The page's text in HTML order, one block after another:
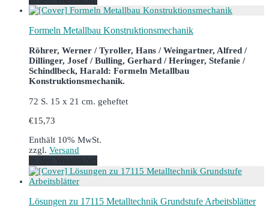
Formeln Metallbau Konstruktionsmechanik
Röhrer, Werner / Tyroller, Hans / Weingartner, Alfred /
Dillinger, Josef / Bulling, Gerhard / Heringer, Stefanie /
Schindlbeck, Harald: Formeln Metallbau
Konstruktionsmechanik.
72 S. 15 x 21 cm. geheftet
€15,73
Enthält 10% MwSt.
zzgl. Versand
In den Warenkorb
Lösungen zu 17115 Metalltechnik Grundstufe Arbeitsblätter